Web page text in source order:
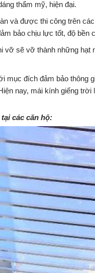
thẩm mỹ, hiện đại.
và được thi công trên
bảo chịu lực tốt, độ bền
sẽ vỡ thành những hạt
đích đảm bảo thông
nay, mái kính giếng
các căn hộ: